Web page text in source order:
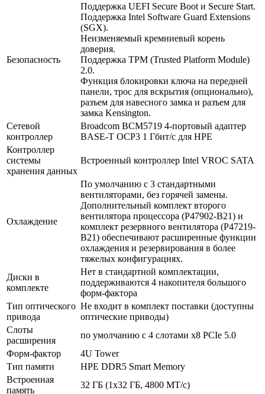
Безопасность
Поддержка UEFI Secure Boot и Secure Start.
Поддержка Intel Software Guard Extensions
(SGX).
Неизменяемый кремниевый корень
доверия.
Поддержка TPM (Trusted Platform Module)
2.0.
Функция блокировки ключа на передней
панели, трос для вскрытия (опционально),
разъем для навесного замка и разъем для
замка Kensington.
Сетевой
контроллер
Broadcom BCM5719 4-портовый адаптер
BASE-T OCP3 1 Гбит/с для HPE
Контроллер
системы
хранения данных
Встроенный контроллер Intel VROC SATA
Охлаждение
По умолчанию с 3 стандартными
вентиляторами, без горячей замены.
Дополнительный комплект второго
вентилятора процессора (P47902-B21) и
комплект резервного вентилятора (P47219-
B21) обеспечивают расширенные функции
охлаждения и резервирования в более
тяжелых конфигурациях.
Диски в
комплекте
Нет в стандартной комплектации,
поддерживаются 4 накопителя большого
форм-фактора
Тип оптического
привода
Не входит в комплект поставки (доступны
оптические приводы)
Слоты
расширения
по умолчанию с 4 слотами x8 PCIe 5.0
Форм-фактор
4U Tower
Тип памяти
HPE DDR5 Smart Memory
Встроенная
память
32 ГБ (1x32 ГБ, 4800 МТ/с)